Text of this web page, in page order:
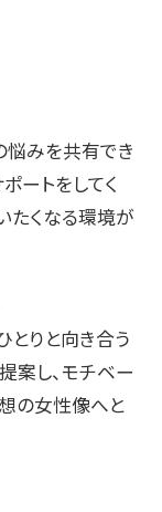
悩みを共有でき
ートをしてく
たくなる環境が
とりと向き合う
案し、モチベー
の女性像へと